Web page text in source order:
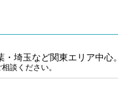
埼玉など関東エリア中心。
談ください。